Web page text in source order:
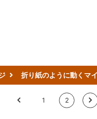
折り紙のように動くマ
< 1 2 >